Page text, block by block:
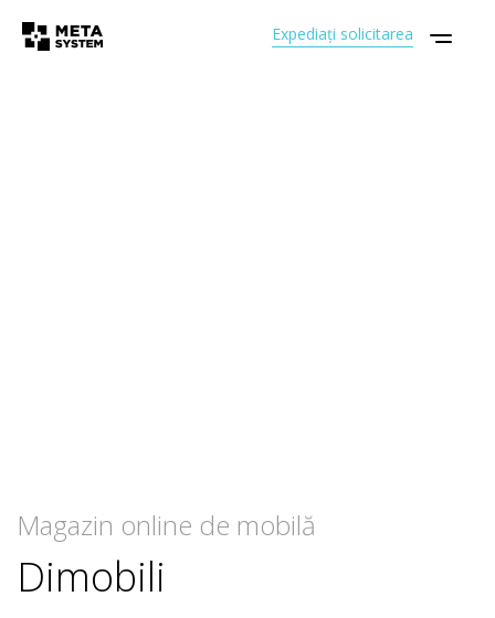
Expediați solicitarea
Magazin online de mobilă
Dimobili